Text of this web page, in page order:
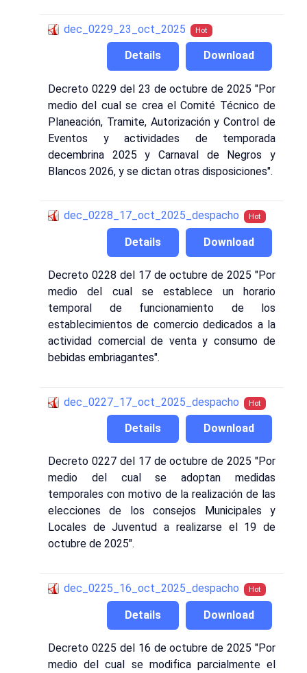
dec_0229_23_oct_2025 Hot
Download
Details
Decreto 0229 del 23 de octubre de 2025 "Por
medio del cual se crea el Comité Técnico de
Planeación, Tramite, Autorización y Control de
Eventos y actividades de temporada
decembrina 2025 y Carnaval de Negros y
Blancos 2026, y se dictan otras disposiciones".
dec_0228_17_oct_2025_despacho Hot
Download
Details
Decreto 0228 del 17 de octubre de 2025 "Por
medio del cual se establece un horario
temporal de funcionamiento de los
establecimientos de comercio dedicados a la
actividad comercial de venta y consumo de
bebidas embriagantes".
dec_0227_17_oct_2025_despacho Hot
Download
Details
Decreto 0227 del 17 de octubre de 2025 "Por
medio del cual se adoptan medidas
temporales con motivo de la realización de las
elecciones de los consejos Municipales y
Locales de Juventud a realizarse el 19 de
octubre de 2025".
dec_0225_16_oct_2025_despacho Hot
Download
Details
Decreto 0225 del 16 de octubre de 2025 "Por
medio del cual se modifica parcialmente el